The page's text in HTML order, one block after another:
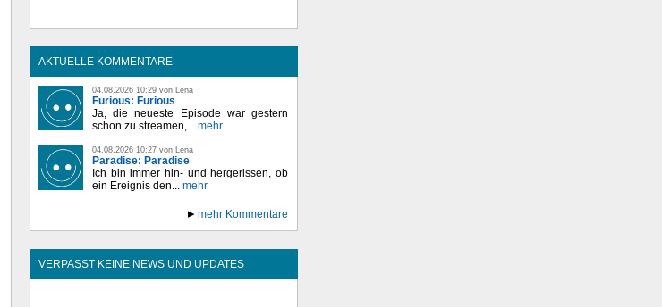
AKTUELLE KOMMENTARE
04.08.2026 10:29 von Lena
Furious: Furious
Ja, die neueste Episode war gestern
schon zu streamen,... mehr
04.08.2026 10:27 von Lena
Paradise: Paradise
Ich bin immer hin- und hergerissen, ob
ein Ereignis den... mehr
mehr Kommentare
VERPASST KEINE NEWS UND UPDATES